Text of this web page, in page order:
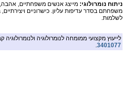
ניתוח נומרולוגי: מייצג אנשים משפחתיים, אהבה,
משפחתם בסדר עדיפות עליון. כישרוניים
לשלמות.
לייעוץ מקצועי ממומחה לנומרולוגיה ולנומרולוגיה
3401077
.